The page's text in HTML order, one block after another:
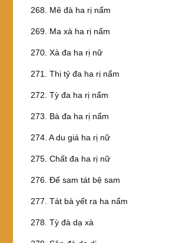
268. Mê đà ha rị nẩm
269. Ma xà ha rị nẩm
270. Xà đa ha rị nữ
271. Thị tỷ đa ha rị nẩm
272. Tỳ đa ha rị nẩm
273. Bà đa ha rị nẩm
274. A du giá ha rị nữ
275. Chất đa ha rị nữ
276. Ðế sam tát bệ sam
277. Tát bà yết ra ha nẩm
278. Tỳ đà dạ xà